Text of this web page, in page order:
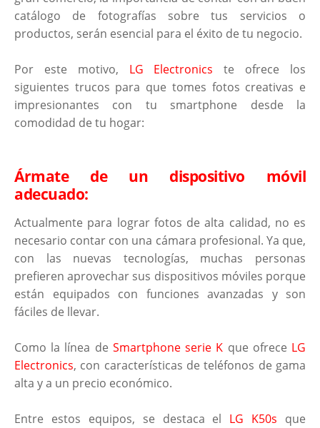
catálogo de fotografías sobre tus servicios o
productos, serán esencial para el éxito de tu negocio.
Por este motivo, LG Electronics te ofrece los
siguientes trucos para que tomes fotos creativas e
impresionantes con tu smartphone desde la
comodidad de tu hogar:
Ármate de un dispositivo móvil
adecuado:
Actualmente para lograr fotos de alta calidad, no es
necesario contar con una cámara profesional. Ya que,
con las nuevas tecnologías, muchas personas
prefieren aprovechar sus dispositivos móviles porque
están equipados con funciones avanzadas y son
fáciles de llevar.
Como la línea de Smartphone serie K que ofrece LG
Electronics, con características de teléfonos de gama
alta y a un precio económico.
Entre estos equipos, se destaca el LG K50s que